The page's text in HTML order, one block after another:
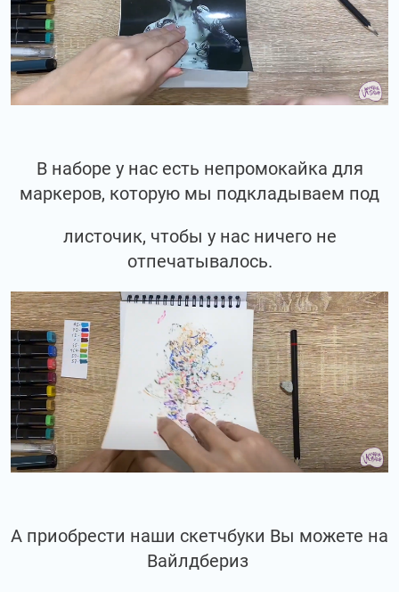
В наборе у нас есть непромокайка для
маркеров, которую мы подкладываем под
листочик, чтобы у нас ничего не
отпечатывалось.
А приобрести наши скетчбуки Вы можете на
Вайлдбериз